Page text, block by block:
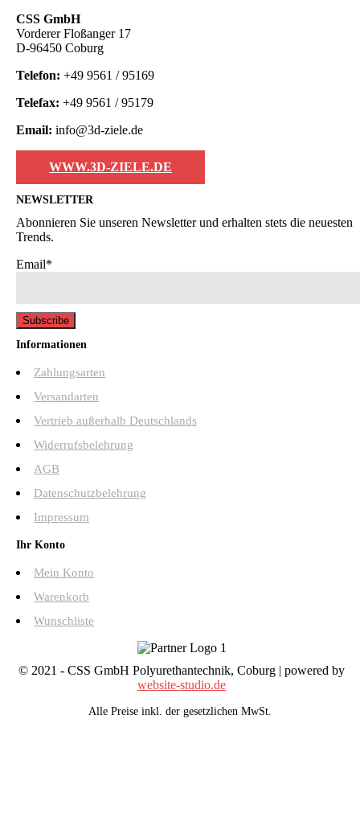
CSS GmbH
Vorderer Floßanger 17
D-96450 Coburg
Telefon: +49 9561 / 95169
Telefax: +49 9561 / 95179
Email: info@3d-ziele.de
WWW.3D-ZIELE.DE
NEWSLETTER
Abonnieren Sie unseren Newsletter und erhalten stets die neuesten
Trends.
Email*
Informationen
Zahlungsarten
Versandarten
Vertrieb außerhalb Deutschlands
Widerrufsbelehrung
AGB
Datenschutzbelehrung
Impressum
Ihr Konto
Mein Konto
Warenkorb
Wunschliste
© 2021 - CSS GmbH Polyurethantechnik, Coburg | powered by
website-studio.de
Alle Preise inkl. der gesetzlichen MwSt.